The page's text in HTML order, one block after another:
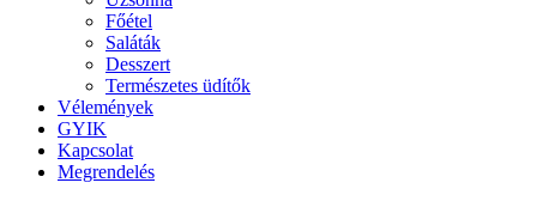
Főétel
Saláták
Desszert
Természetes üdítők
Vélemények
GYIK
Kapcsolat
Megrendelés